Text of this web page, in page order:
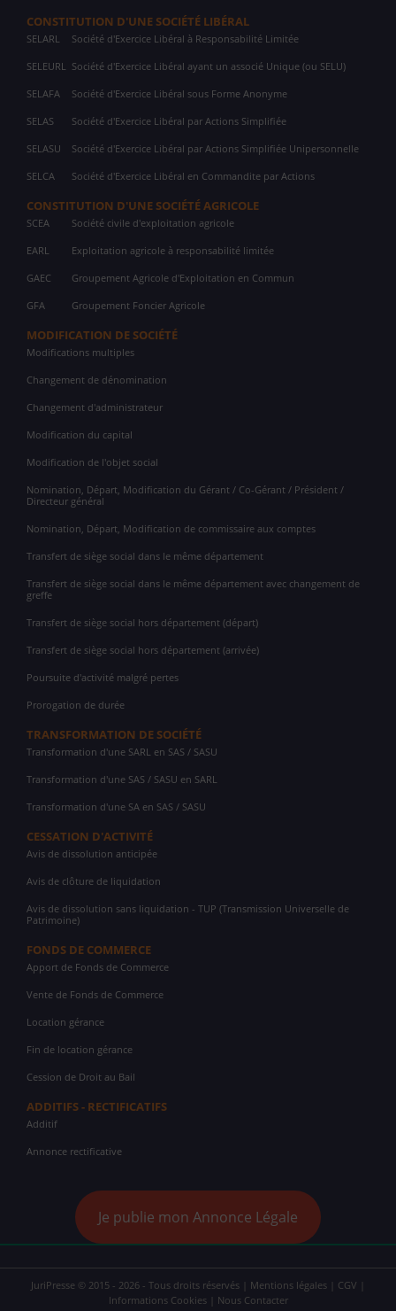
CONSTITUTION D'UNE SOCIÉTÉ LIBÉRAL
SELARL Société d'Exercice Libéral à Responsabilité Limitée
SELEURL Société d'Exercice Libéral ayant un associé Unique (ou SELU)
SELAFA Société d'Exercice Libéral sous Forme Anonyme
SELAS Société d'Exercice Libéral par Actions Simplifiée
SELASU Société d'Exercice Libéral par Actions Simplifiée Unipersonnelle
SELCA Société d'Exercice Libéral en Commandite par Actions
CONSTITUTION D'UNE SOCIÉTÉ AGRICOLE
SCEA Société civile d'exploitation agricole
EARL Exploitation agricole à responsabilité limitée
GAEC Groupement Agricole d'Exploitation en Commun
GFA Groupement Foncier Agricole
MODIFICATION DE SOCIÉTÉ
Modifications multiples
Changement de dénomination
Changement d'administrateur
Modification du capital
Modification de l'objet social
Nomination, Départ, Modification du Gérant / Co-Gérant / Président /
Directeur général
Nomination, Départ, Modification de commissaire aux comptes
Transfert de siège social dans le même département
Transfert de siège social dans le même département avec changement de
greffe
Transfert de siège social hors département (départ)
Transfert de siège social hors département (arrivée)
Poursuite d'activité malgré pertes
Prorogation de durée
TRANSFORMATION DE SOCIÉTÉ
Transformation d'une SARL en SAS / SASU
Transformation d'une SAS / SASU en SARL
Transformation d'une SA en SAS / SASU
CESSATION D'ACTIVITÉ
Avis de dissolution anticipée
Avis de clôture de liquidation
Avis de dissolution sans liquidation - TUP (Transmission Universelle de
Patrimoine)
FONDS DE COMMERCE
Apport de Fonds de Commerce
Vente de Fonds de Commerce
Location gérance
Fin de location gérance
Cession de Droit au Bail
ADDITIFS - RECTIFICATIFS
Additif
Annonce rectificative
Je publie mon Annonce Légale
JuriPresse © 2015 - 2026 - Tous droits réservés | Mentions légales CGV
Informations Cookies| Nous Contacter